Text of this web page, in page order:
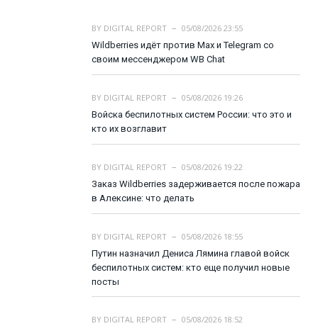
BY DIGITAL REPORT
05/08/2026 23:55
Wildberries идёт против Max и Telegram со
своим мессенджером WB Chat
BY DIGITAL REPORT
05/08/2026 19:26
Войска беспилотных систем России: что это и
кто их возглавит
BY DIGITAL REPORT
05/08/2026 19:22
Заказ Wildberries задерживается после пожара
в Алексине: что делать
BY DIGITAL REPORT
05/08/2026 18:55
Путин назначил Дениса Лямина главой войск
беспилотных систем: кто еще получил новые
посты
BY DIGITAL REPORT
05/08/2026 18:52